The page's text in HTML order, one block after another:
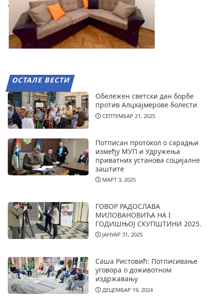
ОСТАЛЕ ВЕСТИ
Обележен светски дан борбе
против Алцхајмерове болести
СЕПТЕМБАР 21, 2025
Потписан протокол о сарадњи
између МУП и Удружења
приватних установа социјалне
заштите
МАРТ 3, 2025
ГОВОР РАДОСЛАВА
МИЛОВАНОВИЋА НА I
ГОДИШЊОЈ СКУПШТИНИ 2025.
ЈАНУАР 31, 2025
Саша Ристовић: Потписивање
уговора о доживотном
издржавању
ДЕЦЕМБАР 19, 2024